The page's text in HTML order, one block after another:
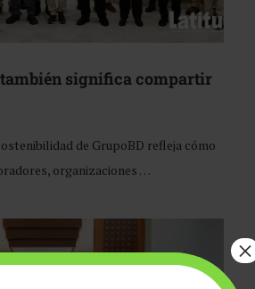
también significa compartir
de GrupoBD refleja cómo
organizaciones …
×